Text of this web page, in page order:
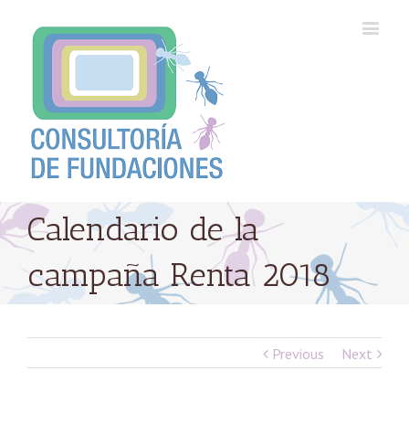
Calendario de la
campaña Renta 2018
Previous Next